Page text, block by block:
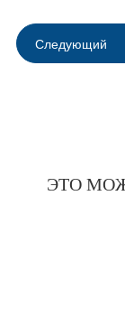
Post
navigation
Следующий
ЭТО